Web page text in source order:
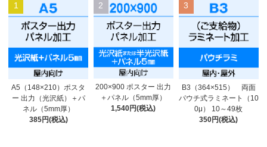
1
A5（148×210）ポスタ
ー 出力（光沢紙）＋パ
ネル（5mm厚）
385円(税込)
2
200×900 ポスター 出力
＋パネル（5mm厚）
1,540円(税込)
3
B3（364×515） 両面
パウチ式ラミネート（10
0μ） 10～49枚
350円(税込)